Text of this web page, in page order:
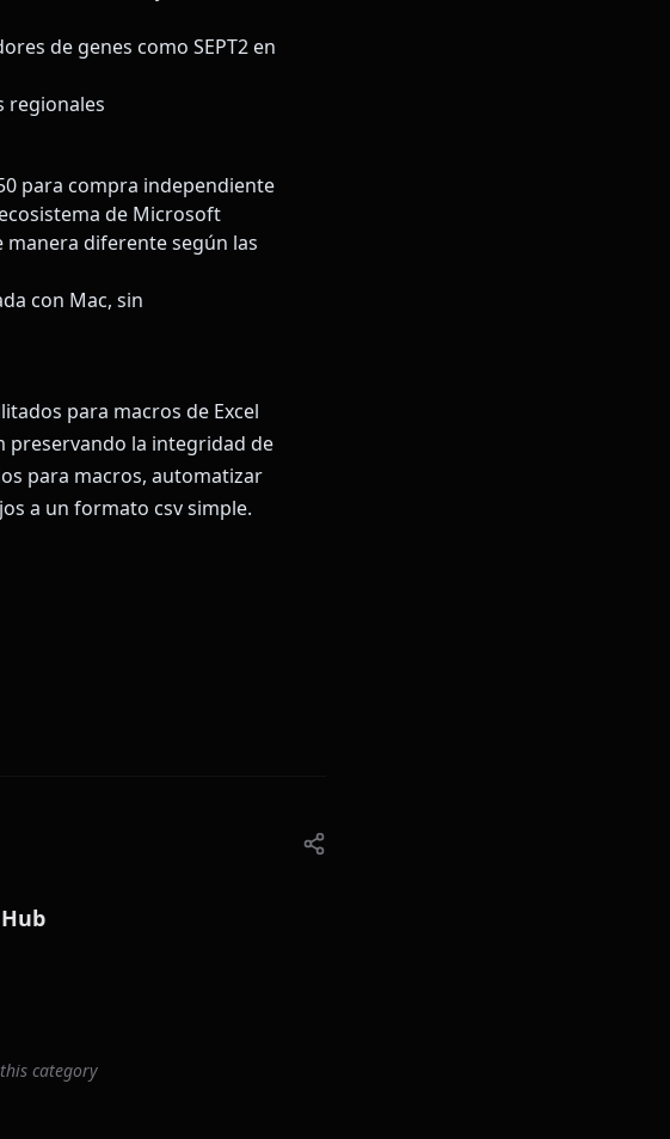
de genes como SEPT2 en
regionales
para compra independiente
de Microsoft
diferente según las
con Mac, sin
para macros de Excel
preservando la integridad de
para macros, automatizar
a un formato csv simple.
category